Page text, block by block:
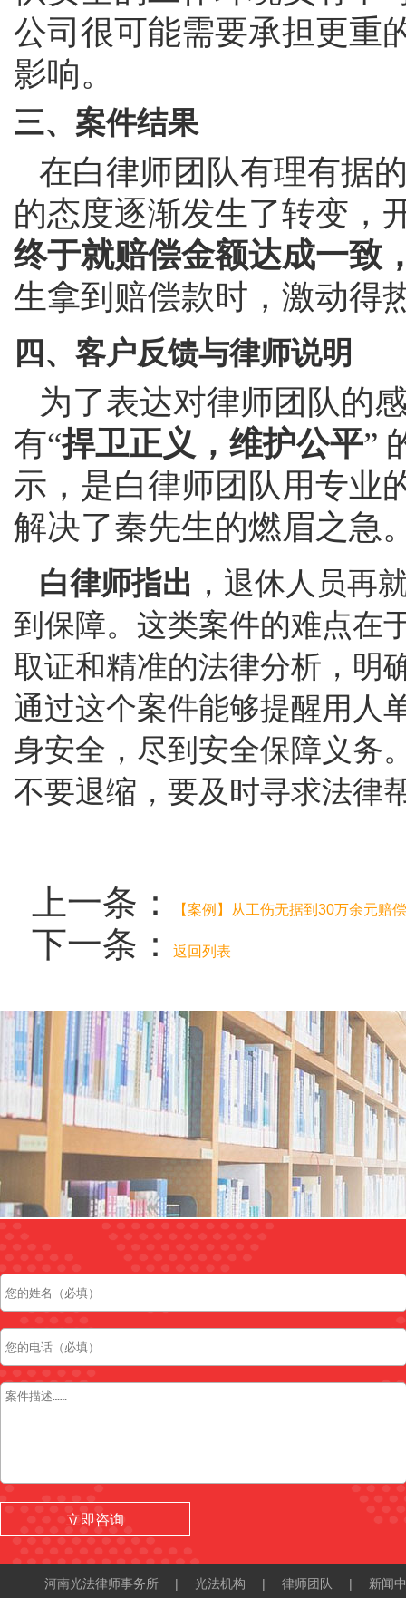
公司很可能需要承担更重
影响。
三、案件结果
在白律师团队有理有据
的态度逐渐发生了转变，
终于就赔偿金额达成一致
生拿到赔偿款时，激动得
四、客户反馈与律师说明
为了表达对律师团队的
有“捍卫正义，维护公平”
示，是白律师团队用专业
解决了秦先生的燃眉之急
白律师指出 ，退休人员再
到保障。这类案件的难点在
取证和精准的法律分析，明
通过这个案件能够提醒用人
身安全，尽到安全保障义务
不要退缩，要及时寻求法律
上一条： 【案例】从工伤无据到30万余元赔
下一条： 返回列表
河南光法律师事务所 | 光法机构 | 律师团队 | 新闻